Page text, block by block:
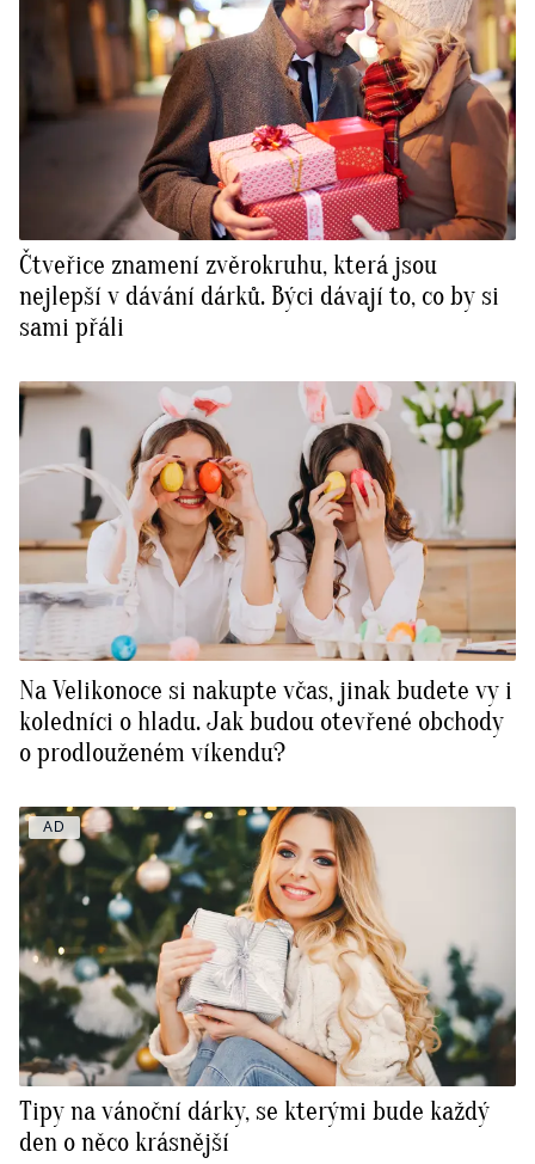
Čtveřice znamení zvěrokruhu, která jsou
nejlepší v dávání dárků. Býci dávají to, co by si
sami přáli
Na Velikonoce si nakupte včas, jinak budete vy i
koledníci o hladu. Jak budou otevřené obchody
o prodlouženém víkendu?
AD
Tipy na vánoční dárky, se kterými bude každý
den o něco krásnější